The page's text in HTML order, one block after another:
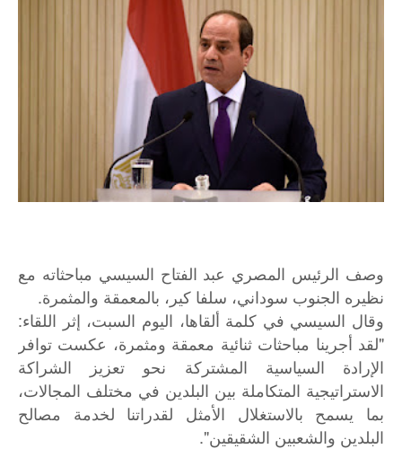
وصف الرئيس المصري عبد الفتاح السيسي مباحثاته مع
نظيره الجنوب سوداني، سلفا كير، بالمعمقة والمثمرة.
وقال السيسي في كلمة ألقاها، اليوم السبت، إثر اللقاء:
"لقد أجرينا مباحثات ثنائية معمقة ومثمرة، عكست توافر
الإرادة السياسية المشتركة نحو تعزيز الشراكة
الاستراتيجية المتكاملة بين البلدين في مختلف المجالات،
بما يسمح بالاستغلال الأمثل لقدراتنا لخدمة مصالح
البلدين والشعبين الشقيقين".